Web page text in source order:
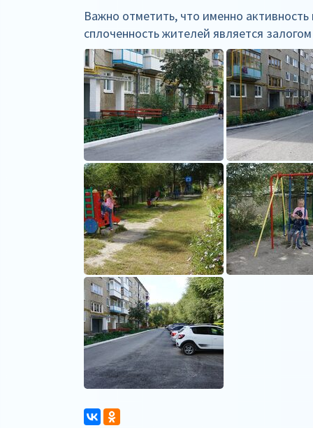
Важно отметить, что именно
сплоченность жителей является